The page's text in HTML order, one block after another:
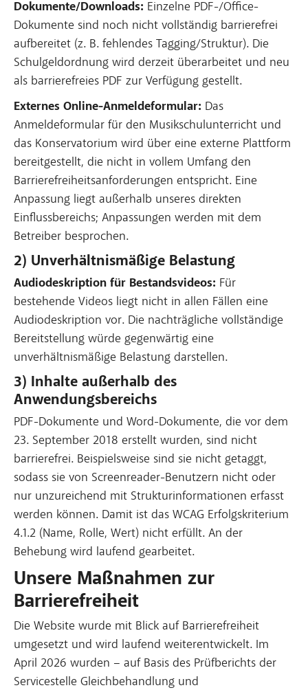
Dokumente/Downloads: Einzelne PDF-/Office-
Dokumente sind noch nicht vollständig barrierefrei
aufbereitet (z. B. fehlendes Tagging/Struktur). Die
Schulgeldordnung wird derzeit überarbeitet und neu
als barrierefreies PDF zur Verfügung gestellt.
Externes Online-Anmeldeformular: Das
Anmeldeformular für den Musikschulunterricht und
das Konservatorium wird über eine externe Plattform
bereitgestellt, die nicht in vollem Umfang den
Barrierefreiheitsanforderungen entspricht. Eine
Anpassung liegt außerhalb unseres direkten
Einflussbereichs; Anpassungen werden mit dem
Betreiber besprochen.
2) Unverhältnismäßige Belastung
Audiodeskription für Bestandsvideos: Für
bestehende Videos liegt nicht in allen Fällen eine
Audiodeskription vor. Die nachträgliche vollständige
Bereitstellung würde gegenwärtig eine
unverhältnismäßige Belastung darstellen.
3) Inhalte außerhalb des
Anwendungsbereichs
PDF-Dokumente und Word-Dokumente, die vor dem
23. September 2018 erstellt wurden, sind nicht
barrierefrei. Beispielsweise sind sie nicht getaggt,
sodass sie von Screenreader-Benutzern nicht oder
nur unzureichend mit Strukturinformationen erfasst
werden können. Damit ist das WCAG Erfolgskriterium
4.1.2 (Name, Rolle, Wert) nicht erfüllt. An der
Behebung wird laufend gearbeitet.
Unsere Maßnahmen zur
Barrierefreiheit
Die Website wurde mit Blick auf Barrierefreiheit
umgesetzt und wird laufend weiterentwickelt. Im
April 2026 wurden – auf Basis des Prüfberichts der
Servicestelle Gleichbehandlung und